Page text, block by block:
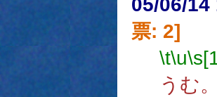
05/06/14
票: 2]
\t\u
うむ。